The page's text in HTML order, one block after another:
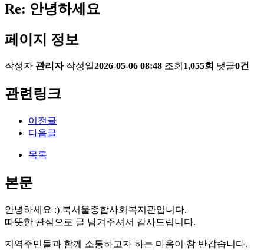
Re: 안녕하세요
페이지 정보
작성자 관리자 작성일2026-05-06 08:48 조회 1,055회 댓글0건
관련링크
이전글
다음글
목록
본문
안녕하세요 :) 북서울종합사회복지관입니다.
따뜻한 관심으로 글 남겨주셔서 감사드립니다.
지역주민들과 함께 소통하고자 하는 마음이 참 반갑습니다.